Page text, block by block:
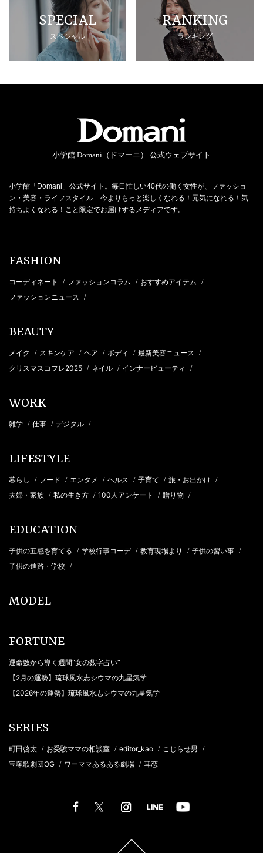
SPECIAL
スペシャル
RANKING
ランキング
小学館 Domani（ドマーニ） 公式ウェブサイト
小学館「Domani」公式サイト。毎日忙しい40代の働く女性が、ファッショ
ン・美容・ライフスタイル…今よりもっと楽しくなれる！元気になれる！気
持ちよくなれる！こと限定でお届けするメディアです。
FASHION
コーディネート / ファッションコラム / おすすめアイテム /
ファッションニュース /
BEAUTY
メイク / スキンケア / ヘア / ボディ / 最新美容ニュース /
クリスマスコフレ2025 / ネイル / インナービューティ /
WORK
雑学 / 仕事 / デジタル /
LIFESTYLE
暮らし / フード / エンタメ / ヘルス / 子育て / 旅・お出かけ /
夫婦・家族 / 私の生き方 / 100人アンケート / 贈り物 /
EDUCATION
子供の五感を育てる / 学校行事コーデ / 教育現場より / 子供の習い事 /
子供の進路・学校 /
MODEL
FORTUNE
運命数から導く週間“女の数字占い”
【2月の運勢】琉球風水志シウマの九星気学
【2026年の運勢】琉球風水志シウマの九星気学
SERIES
町田啓太 / お受験ママの相談室 / editor_kao / こじらせ男 /
宝塚歌劇団OG / ワーママあるある劇場 / 耳恋